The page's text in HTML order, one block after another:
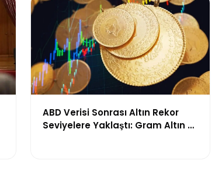
ABD Verisi Sonrası Altın Rekor
Seviyelere Yaklaştı: Gram Altın 6